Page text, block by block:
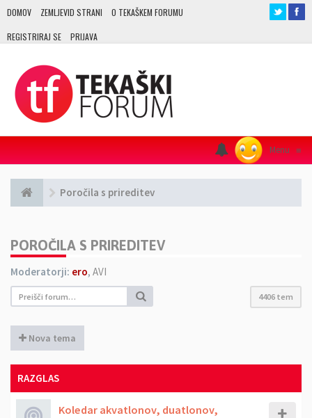
DOMOV ZEMLJEVID STRANI O TEKAŠKEM FORUMU
REGISTRIRAJ SE PRIJAVA
Menu ≡
Poročila s prireditev
POROČILA S PRIREDITEV
Moderatorji: ero, AVI
4406 tem
Nova tema
RAZGLAS
Koledar akvatlonov, duatlonov,